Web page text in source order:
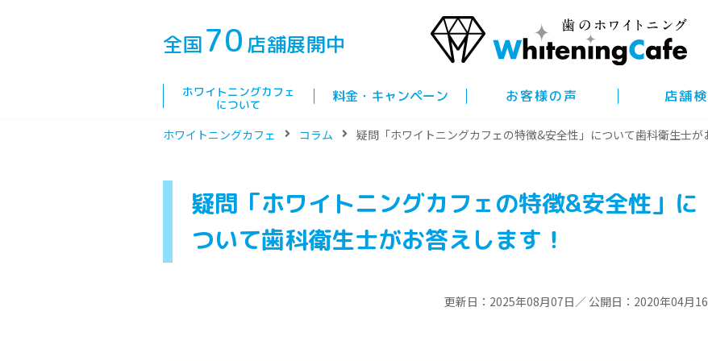
全国70 店舗展開中
ホワイトニングカフェ
について
料金・キャンペーン お客様の声 店舗
ホワイトニングカフェ コラム 疑問「ホワイトニングカフェの特徴&安全性」について歯科衛生士が
疑問「ホワイトニングカフェの特徴&安全性」に
ついて歯科衛生士がお答えします！
更新日：2025年08月07日／ 公開日：2020年04月